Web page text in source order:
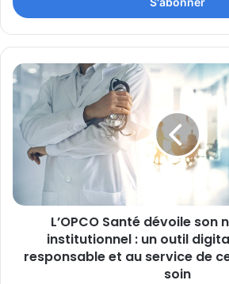
L’OPCO
Santé
dévoile
son
nouveau
site
un
accessible,
L’OPCO Santé dévoile son
institutionnel : un outil
responsable et au service de
soin